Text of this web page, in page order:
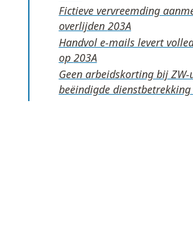
Fictieve vervreemding
overlijden
Handvol e-mails levert
op
Geen arbeidskorting bij
beëindigde dienstbetrekking